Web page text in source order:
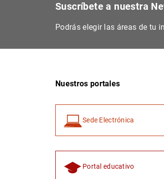
Suscríbete a nuestra
Podrás elegir las áreas de tu
Nuestros portales
Sede Electrónica
Portal educativo